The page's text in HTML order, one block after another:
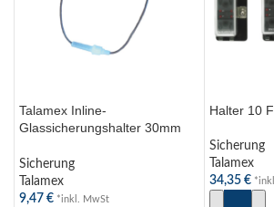
Talamex Inline-
Glassicherungshalter 30mm
Glassicherungen
Sicherung
Talamex
9,47 € *inkl. MwSt
Halter 10
Sicherung
Talamex
34,35 €